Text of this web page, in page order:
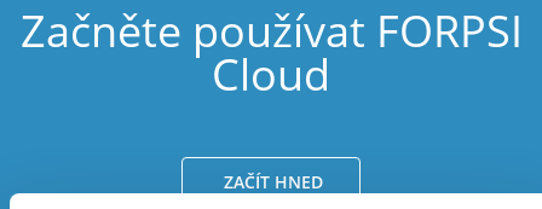
Začněte používat FORPSI
Cloud
ZAČÍT HNED